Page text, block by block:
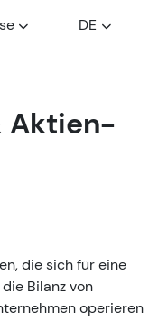
DE
Aktien-
die sich für eine
Bilanz von
operieren